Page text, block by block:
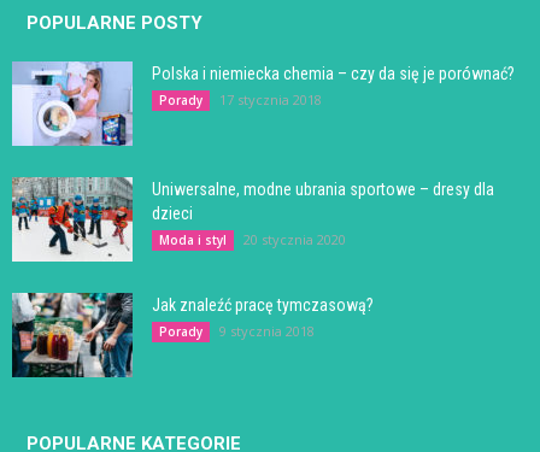
POPULARNE POSTY
Polska i niemiecka chemia – czy da się je porównać?
Porady 17 stycznia 2018
Uniwersalne, modne ubrania sportowe – dresy dla
dzieci
Moda i styl 20 stycznia 2020
Jak znaleźć pracę tymczasową?
Porady 9 stycznia 2018
POPULARNE KATEGORIE